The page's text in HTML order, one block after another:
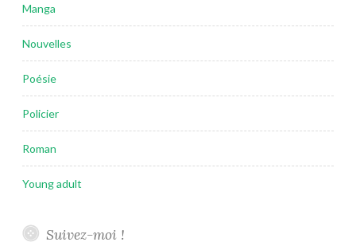
Manga
Nouvelles
Poésie
Policier
Roman
Young adult
Suivez-moi !